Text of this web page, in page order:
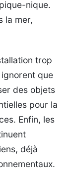
nique.
la mer,
trop
que
des objets
pour la
Enfin, les
déjà